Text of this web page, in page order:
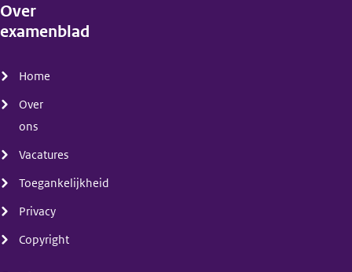
Over
examenblad
Home
Over
ons
Vacatures
Toegankelijkheid
Privacy
Copyright